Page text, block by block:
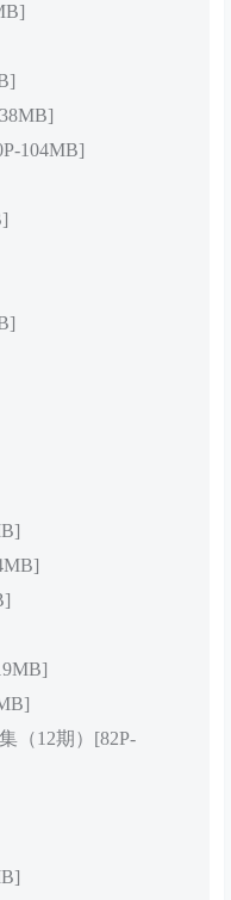
104MB]
（12期）[82P-